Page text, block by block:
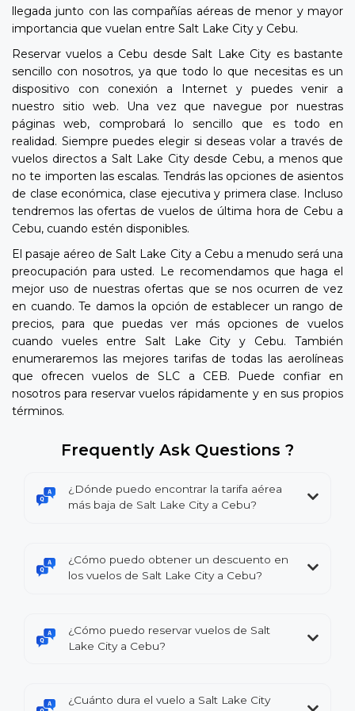
llegada junto con las compañías aéreas de menor y mayor
importancia que vuelan entre Salt Lake City y Cebu.
Reservar vuelos a Cebu desde Salt Lake City es bastante
sencillo con nosotros, ya que todo lo que necesitas es un
dispositivo con conexión a Internet y puedes venir a
nuestro sitio web. Una vez que navegue por nuestras
páginas web, comprobará lo sencillo que es todo en
realidad. Siempre puedes elegir si deseas volar a través de
vuelos directos a Salt Lake City desde Cebu, a menos que
no te importen las escalas. Tendrás las opciones de asientos
de clase económica, clase ejecutiva y primera clase. Incluso
tendremos las ofertas de vuelos de última hora de Cebu a
Cebu, cuando estén disponibles.
El pasaje aéreo de Salt Lake City a Cebu a menudo será una
preocupación para usted. Le recomendamos que haga el
mejor uso de nuestras ofertas que se nos ocurren de vez
en cuando. Te damos la opción de establecer un rango de
precios, para que puedas ver más opciones de vuelos
cuando vueles entre Salt Lake City y Cebu. También
enumeraremos las mejores tarifas de todas las aerolíneas
que ofrecen vuelos de SLC a CEB. Puede confiar en
nosotros para reservar vuelos rápidamente y en sus propios
términos.
Frequently Ask Questions ?
¿Dónde puedo encontrar la tarifa aérea
más baja de Salt Lake City a Cebu?
¿Cómo puedo obtener un descuento en
los vuelos de Salt Lake City a Cebu?
¿Cómo puedo reservar vuelos de Salt
Lake City a Cebu?
¿Cuánto dura el vuelo a Salt Lake City